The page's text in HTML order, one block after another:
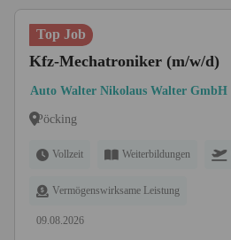
Top Job
Kfz-Mechatroniker (m/w/d)
Auto Walter Nikolaus Walter GmbH
Pöcking
Vollzeit Weiterbildungen
Vermögenswirksame Leistung
09.08.2026